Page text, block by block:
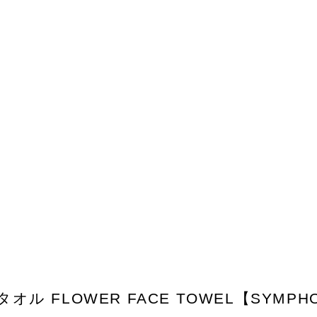
オル FLOWER FACE TOWEL【